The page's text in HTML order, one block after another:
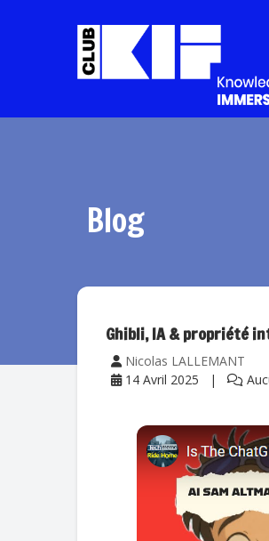
Blog
Ghibli, IA & propriété
Nicolas LALLEMANT
14 Avril 2025